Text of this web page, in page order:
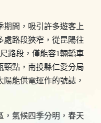
期間，吸引許多遊客上
處路段狹窄，從昆陽往
路段，僅能容1輛轎車
頸點，南投縣仁愛分局
能供電運作的號誌，
，氣候四季分明，春天